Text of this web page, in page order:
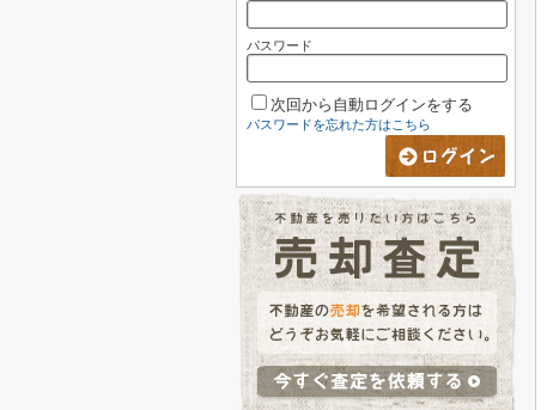
パスワード
次回から自動ログインをする
パスワードを忘れた方はこちら